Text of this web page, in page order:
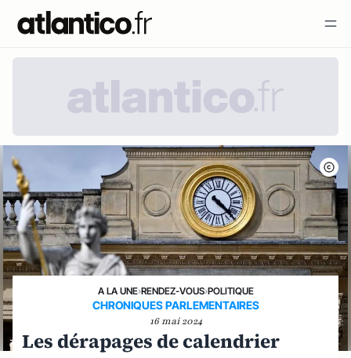
A LA UNE›RENDEZ-VOUS›POLITIQUE
CHRONIQUES PARLEMENTAIRES
16 mai 2024
Les dérapages de calendrier